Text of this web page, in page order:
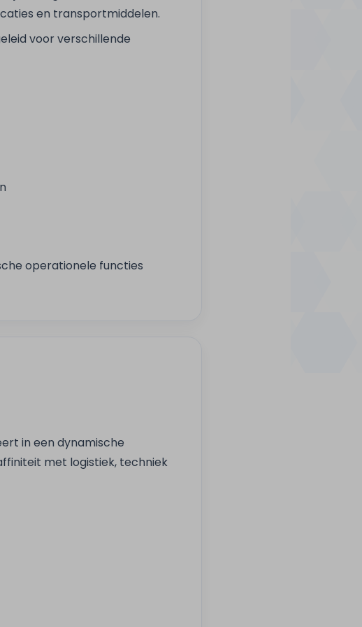
en transportmiddelen.
voor verschillende
operationele functies
in een dynamische
met logistiek, techniek